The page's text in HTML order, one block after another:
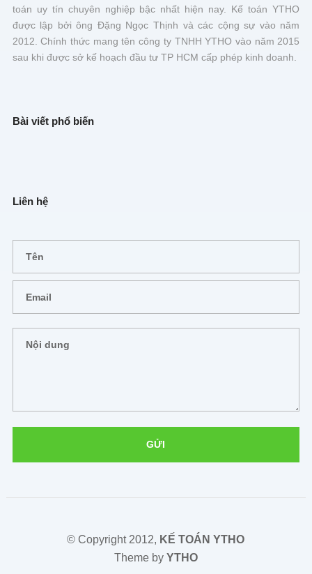
toán uy tín chuyên nghiệp bậc nhất hiện nay. Kế toán YTHO
được lập bởi ông Đặng Ngọc Thịnh và các cộng sự vào năm
2012. Chính thức mang tên công ty TNHH YTHO vào năm 2015
sau khi được sở kế hoạch đầu tư TP HCM cấp phép kinh doanh.
Bài viết phổ biến
Liên hệ
© Copyright 2012, KẾ TOÁN YTHO
Theme by YTHO